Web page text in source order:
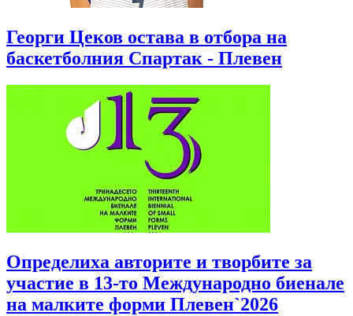
Георги Цеков остава в отбора на
баскетболния Спартак - Плевен
Определиха авторите и творбите за
участие в 13-то Международно биенале
на малките форми Плевен`2026